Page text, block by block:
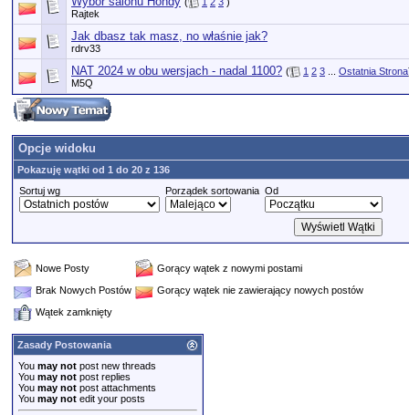
Rajtek
Jak dbasz tak masz, no właśnie jak?
rdrv33
NAT 2024 w obu wersjach - nadal 1100? ( 1 2 3 Ostatnia Strona
M5Q
Opcje widoku
Pokazuję wątki od 1 do 20 z 136
Sortuj wg
Porządek sortowania Od
Nowe Posty
Gorący wątek z nowymi postami
Brak Nowych Postów
Gorący wątek nie zawierający nowych postów
Wątek zamknięty
Zasady Postowania
You may not post new threads
You may not post replies
You may not post attachments
You may not edit your posts